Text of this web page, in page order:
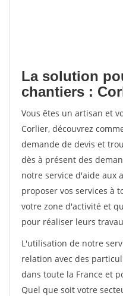
La solution
chantiers :
Vous êtes un artisan et
Corlier, découvrez
demande de devis et
dès à présent des
notre service d'aide aux
proposer vos services à
votre zone d'activité et
pour réaliser leurs
L'utilisation de notre
relation avec des
dans toute la France et
Quel que soit votre